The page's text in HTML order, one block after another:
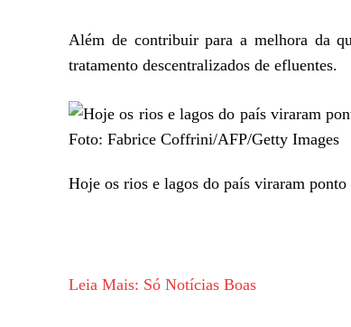
Além de contribuir para a melhora da
tratamento descentralizados de efluentes.
Hoje os rios e lagos do país viraram
Leia Mais: Só Notícias Boas